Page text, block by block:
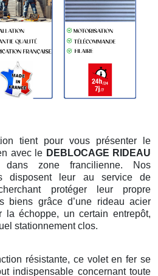
tient pour vous présenter le
avec le DEBLOCAGE RIDEAU
zone francilienne. Nos
disposent leur au service de
protéger leur propre
biens grâce d’une rideau acier
la échoppe, un certain entrepôt,
stationnement clos.
résistante, ce volet en fer se
indispensable concernant toute